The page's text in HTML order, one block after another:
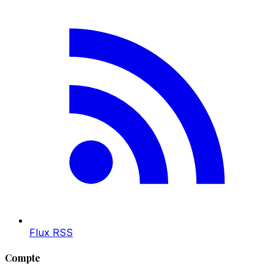
Flux RSS
Compte